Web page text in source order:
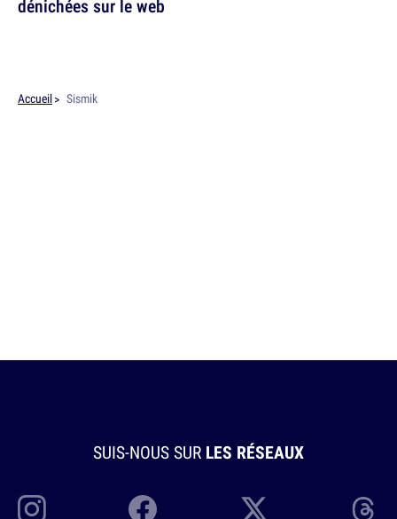
dénichées sur le web
Accueil Sismik
SUIS-NOUS SUR LES RÉSEAUX